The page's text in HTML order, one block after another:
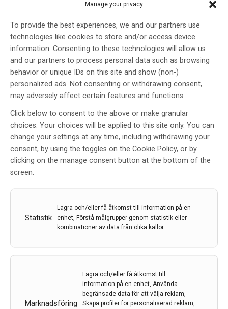
Manage your privacy
To provide the best experiences, we and our partners use
technologies like cookies to store and/or access device
information. Consenting to these technologies will allow us
and our partners to process personal data such as browsing
behavior or unique IDs on this site and show (non-)
personalized ads. Not consenting or withdrawing consent,
may adversely affect certain features and functions.
Click below to consent to the above or make granular
choices. Your choices will be applied to this site only. You can
change your settings at any time, including withdrawing your
consent, by using the toggles on the Cookie Policy, or by
clicking on the manage consent button at the bottom of the
screen.
Statistik
Lagra och/eller få åtkomst till information på en
enhet, Förstå målgrupper genom statistik eller
kombinationer av data från olika källor.
Marknadsföring
Lagra och/eller få åtkomst till
information på en enhet, Använda
begränsade data för att välja reklam,
Skapa profiler för personaliserad reklam,
Compliance
Följsamhet till medicinering vid
Parkinsons sjukdom – Varför gör
inte patienten som jag ordinerar?
Etiketter: Compliance,Johan Lökk ,Parkinsons,
Parkinsons sjukdom
kan leda till sämre effekt, sämre livskvalitet och
ökande sjukvårdskostnader. Läs mer i denna artikel av
Johan Lökk, professor och överläkare vid Karolinska